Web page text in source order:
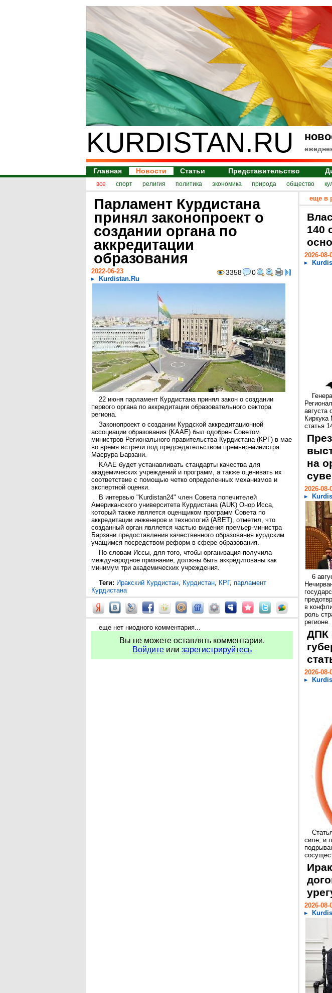
KURDISTAN.RU
Главная Новости Статьи Представительство
все спорт религия политика экономика природа общество
Парламент Курдистана
принял законопроект о
создании органа по
аккредитации
образования
3358 0
2022-06-23
Kurdistan.Ru
22 июня парламент Курдистана принял закон о создании
первого органа по аккредитации образовательного сектора
региона.
Законопроект о создании Курдской аккредитационной
ассоциации образования (KAAE) был одобрен Советом
министров Регионального правительства Курдистана (КРГ) в мае
во время встречи под председательством премьер-министра
Масрура Барзани.
KAAE будет устанавливать стандарты качества для
академических учреждений и программ, а также оценивать их
соответствие с помощью четко определенных механизмов и
экспертной оценки.
В интервью "Kurdistan24" член Совета попечителей
Американского университета Курдистана (AUK) Онор Исса,
который также является оценщиком программ Совета по
аккредитации инженеров и технологий (ABET), отметил, что
созданный орган является частью видения премьер-министра
Барзани предоставления качественного образования курдским
учащимся посредством реформ в сфере образования.
По словам Иссы, для того, чтобы организация получила
международное признание, должны быть аккредитованы как
минимум три академических учреждения.
Теги: Иракский Курдистан, Курдистан, КРГ, парламент
Курдистана
еще нет ниодного комментария...
Вы не можете оставлять комментарии.
Войдите или зарегистрируйтесь
еще в
140
2026-08-
августа
статья
на
2026-08-
6
в
роль
регионе.
ДПК
2026-08-
силе, и
2026-08-